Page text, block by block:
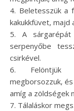
4. Beletesszük a
kakukkfüvet, majd
5. A
serpenyőbe
csirkével.
6. Felöntjük a
megborsozzuk,
amíg a zöldségek
7. Tálaláskor